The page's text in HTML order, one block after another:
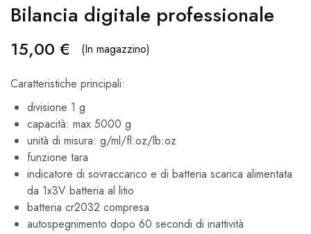
Bilancia digitale professionale
15,00 € (In magazzino)
Caratteristiche principali:
divisione 1 g
capacità: max 5000 g
unità di misura: g/ml/fl:oz/lb:oz
funzione tara
indicatore di sovraccarico e di batteria scarica alimentata
da 1x3V batteria al litio
batteria cr2032 compresa
autospegnimento dopo 60 secondi di inattività